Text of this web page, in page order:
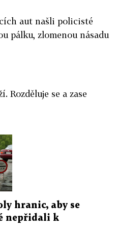
aut našli policisté
pálku, zlomenou násadu
Rozděluje se a zase
hranic, aby se
nepřidali k